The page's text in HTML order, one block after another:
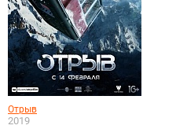
Отрыв
2019